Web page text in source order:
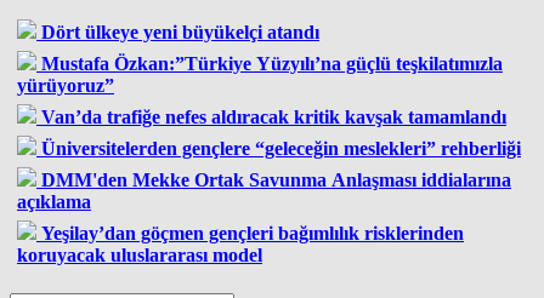
Dört ülkeye yeni büyükelçi atandı
Mustafa Özkan:”Türkiye Yüzyılı’na güçlü teşkilatımızla
yürüyoruz”
Van’da trafiğe nefes aldıracak kritik kavşak tamamlandı
Üniversitelerden gençlere “geleceğin meslekleri” rehberliği
DMM'den Mekke Ortak Savunma Anlaşması iddialarına
açıklama
Yeşilay’dan göçmen gençleri bağımlılık risklerinden
koruyacak uluslararası model